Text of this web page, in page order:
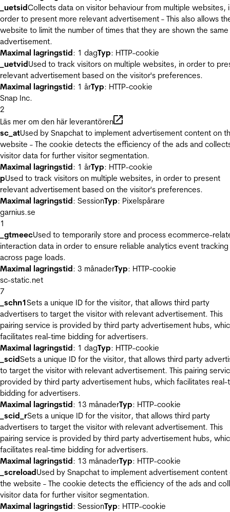
_uetsidCollects data on visitor behaviour from multiple websites,
order to present more relevant advertisement - This also allows
website to limit the number of times that they are shown the same
advertisement.
Maximal lagringstid: 1 dagTyp: HTTP-cookie
_uetvidUsed to track visitors on multiple websites, in order to
relevant advertisement based on the visitor's preferences.
Maximal lagringstid: 1 årTyp: HTTP-cookie
Snap Inc.
2
Läs mer om den här leverantören
sc_atUsed by Snapchat to implement advertisement content on
website - The cookie detects the efficiency of the ads and
visitor data for further visitor segmentation.
Maximal lagringstid: 1 årTyp: HTTP-cookie
pUsed to track visitors on multiple websites, in order to present
relevant advertisement based on the visitor's preferences.
Maximal lagringstid: SessionTyp: Pixelspårare
garnius.se
1
_gtmeecUsed to temporarily store and process ecommerce-
interaction data in order to ensure reliable analytics event tracking
across page loads.
Maximal lagringstid: 3 månaderTyp: HTTP-cookie
sc-static.net
7
_schn1Sets a unique ID for the visitor, that allows third party
advertisers to target the visitor with relevant advertisement. This
pairing service is provided by third party advertisement hubs,
facilitates real-time bidding for advertisers.
Maximal lagringstid: 1 dagTyp: HTTP-cookie
_scidSets a unique ID for the visitor, that allows third party
to target the visitor with relevant advertisement. This pairing
provided by third party advertisement hubs, which facilitates real-
bidding for advertisers.
Maximal lagringstid: 13 månaderTyp: HTTP-cookie
_scid_rSets a unique ID for the visitor, that allows third party
advertisers to target the visitor with relevant advertisement. This
pairing service is provided by third party advertisement hubs,
facilitates real-time bidding for advertisers.
Maximal lagringstid: 13 månaderTyp: HTTP-cookie
_screloadUsed by Snapchat to implement advertisement content
the website - The cookie detects the efficiency of the ads and
visitor data for further visitor segmentation.
Maximal lagringstid: SessionTyp: HTTP-cookie